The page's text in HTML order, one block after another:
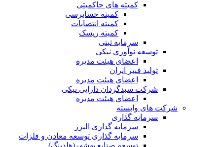
کمیته های حاکمیتی
کمیته حسابرسی
کمیته انتصابات
کمیته ریسک
سرمایه ثبتی
توسعه نوآوری نیکی
اعضای هیئت مدیره
تولید فیبر ایران
اعضای هیئت مدیره
شرکت سبدگردان دارایی نیکی
اعضای هیئت مدیره
شرکت های وابسته
سرمایه گذاری
سرمایه گذاری البرز
سرمایه گذاری توسعه معادن و فلزات
توسعه‌ صنایع‌ بهشهر(هلدینگ)